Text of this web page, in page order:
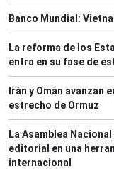
Banco Mundial:
La reforma de los
entra en su fase de
Irán y Omán avanzan
estrecho de Ormuz
La Asamblea
editorial en una
internacional